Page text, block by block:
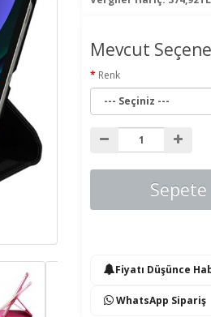
Mevcut
Renk
Sepete
Fiyatı Düşünce
WhatsApp Sipariş